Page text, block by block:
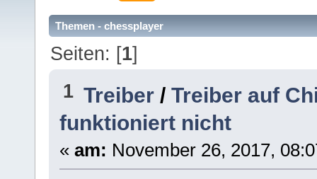
Themen - chessplayer
Seiten: [1]
1 Treiber /Treiber auf
funktioniert nicht
« am: November 26, 2017,